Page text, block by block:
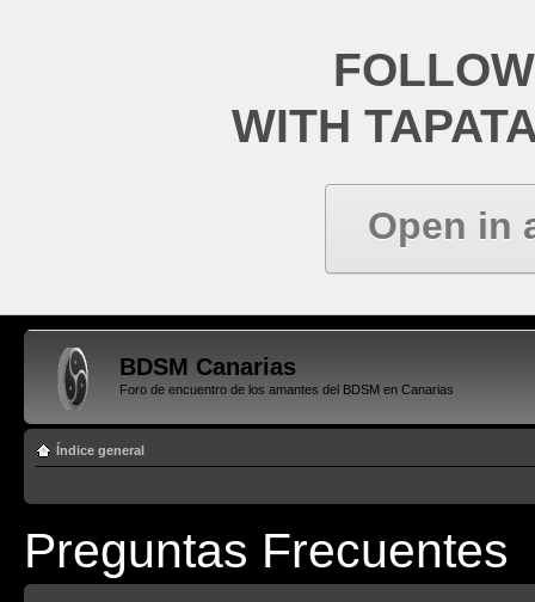
WITH
Open in
BDSM Canarias
Foro de encuentro de los amantes del BDSM en Canarias
Índice general
Preguntas Frecuentes